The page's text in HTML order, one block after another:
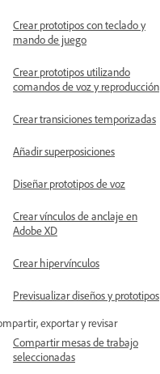
Crear prototipos con teclado y
mando de juego
Crear prototipos utilizando
comandos de voz y reproducción
Crear transiciones temporizadas
Añadir superposiciones
Diseñar prototipos de voz
Crear vínculos de anclaje en
Adobe XD
Crear hipervínculos
Previsualizar diseños y prototipos
exportar y revisar
Compartir mesas de trabajo
seleccionadas